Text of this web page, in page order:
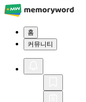
홈
커뮤니티